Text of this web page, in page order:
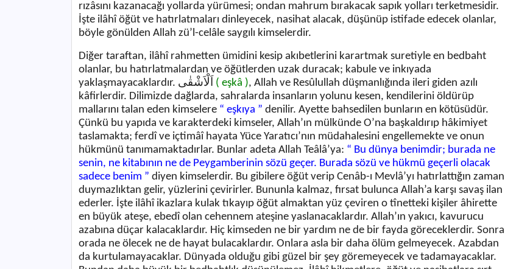
rızâsını kazanacağı yollarda yürümesi; ondan mahrum bırakacak sapık yolları terketmesidir.
İşte ilâhî öğüt ve hatırlatmaları dinleyecek, nasihat alacak, düşünüp istifade edecek olanlar,
böyle gönülden Allah zü’l-celâle saygılı kimselerdir.
Diğer taraftan, ilâhî rahmetten ümidini kesip akıbetlerini karartmak suretiyle en bedbaht
olanlar, bu hatırlatmalardan ve öğütlerden uzak duracak; kabule ve inkıyada
yaklaşmayacaklardır. اَلْاَشْقٰى ( eşkâ ), Allah ve Resûlullah düşmanlığında ileri giden azılı
kâfirlerdir. Dilimizde dağlarda, sahralarda insanların yolunu kesen, kendilerini öldürüp
mallarını talan eden kimselere “ eşkıya ” denilir. Ayette bahsedilen bunların en kötüsüdür.
Çünkü bu yapıda ve karakterdeki kimseler, Allah’ın mülkünde O’na başkaldırıp hâkimiyet
taslamakta; ferdî ve içtimâî hayata Yüce Yaratıcı’nın müdahalesini engellemekte ve onun
hükmünü tanımamaktadırlar. Bunlar adeta Allah Teâlâ’ya: “ Bu dünya benimdir; burada ne
senin, ne kitabının ne de Peygamberinin sözü geçer. Burada sözü ve hükmü geçerli olacak
sadece benim ” diyen kimselerdir. Bu gibilere öğüt verip Cenâb-ı Mevlâ’yı hatırlattığın zaman
duymazlıktan gelir, yüzlerini çevirirler. Bununla kalmaz, fırsat bulunca Allah’a karşı savaş ilan
ederler. İşte ilâhî ikazlara kulak tıkayıp öğüt almaktan yüz çeviren o tînetteki kişiler âhirette
en büyük ateşe, ebedî olan cehennem ateşine yaslanacaklardır. Allah’ın yakıcı, kavurucu
azabına düçar kalacaklardır. Hiç kimseden ne bir yardım ne de bir fayda göreceklerdir. Sonra
orada ne ölecek ne de hayat bulacaklardır. Onlara asla bir daha ölüm gelmeyecek. Azabdan
da kurtulamayacaklar. Dünyada olduğu gibi güzel bir şey göremeyecek ve tadamayacaklar.